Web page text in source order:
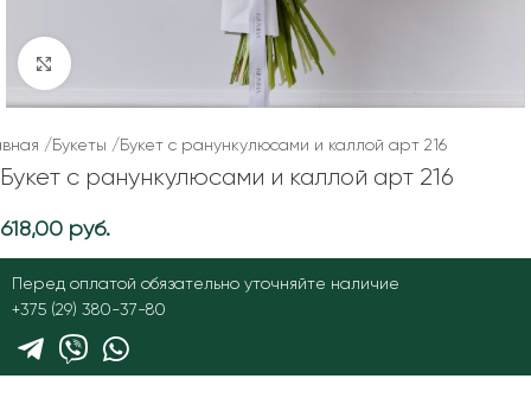
Нажмите, чтобы увеличить
/Букеты /Букет с ранункулюсами и каллой арт 216
Букет с ранункулюсами и каллой арт 216
618,00 руб.
Перед оплатой обязательно уточняйте наличие
+375 (29) 380-37-80